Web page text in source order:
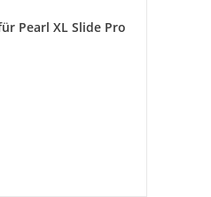
Pearl XL Slide Pro